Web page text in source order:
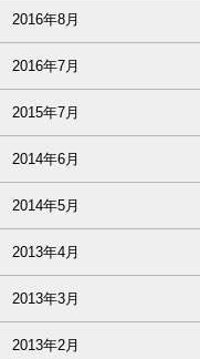
2016年8月
2016年7月
2015年7月
2014年6月
2014年5月
2013年4月
2013年3月
2013年2月